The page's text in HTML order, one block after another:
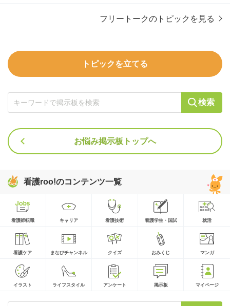
フリートークのトピックを見る
トピックを立てる
検索
お悩み掲示板トップへ
看護roo!のコンテンツ一覧
看護師転職 キャリア 看護技術 看護学生・国試 就活
看護ケア まなびチャンネル クイズ おみくじ マンガ
イラスト ライフスタイル アンケート 掲示板 マイページ